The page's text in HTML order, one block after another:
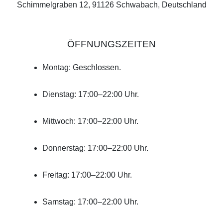
Schimmelgraben 12, 91126 Schwabach, Deutschland
ÖFFNUNGSZEITEN
Montag: Geschlossen.
Dienstag: 17:00–22:00 Uhr.
Mittwoch: 17:00–22:00 Uhr.
Donnerstag: 17:00–22:00 Uhr.
Freitag: 17:00–22:00 Uhr.
Samstag: 17:00–22:00 Uhr.